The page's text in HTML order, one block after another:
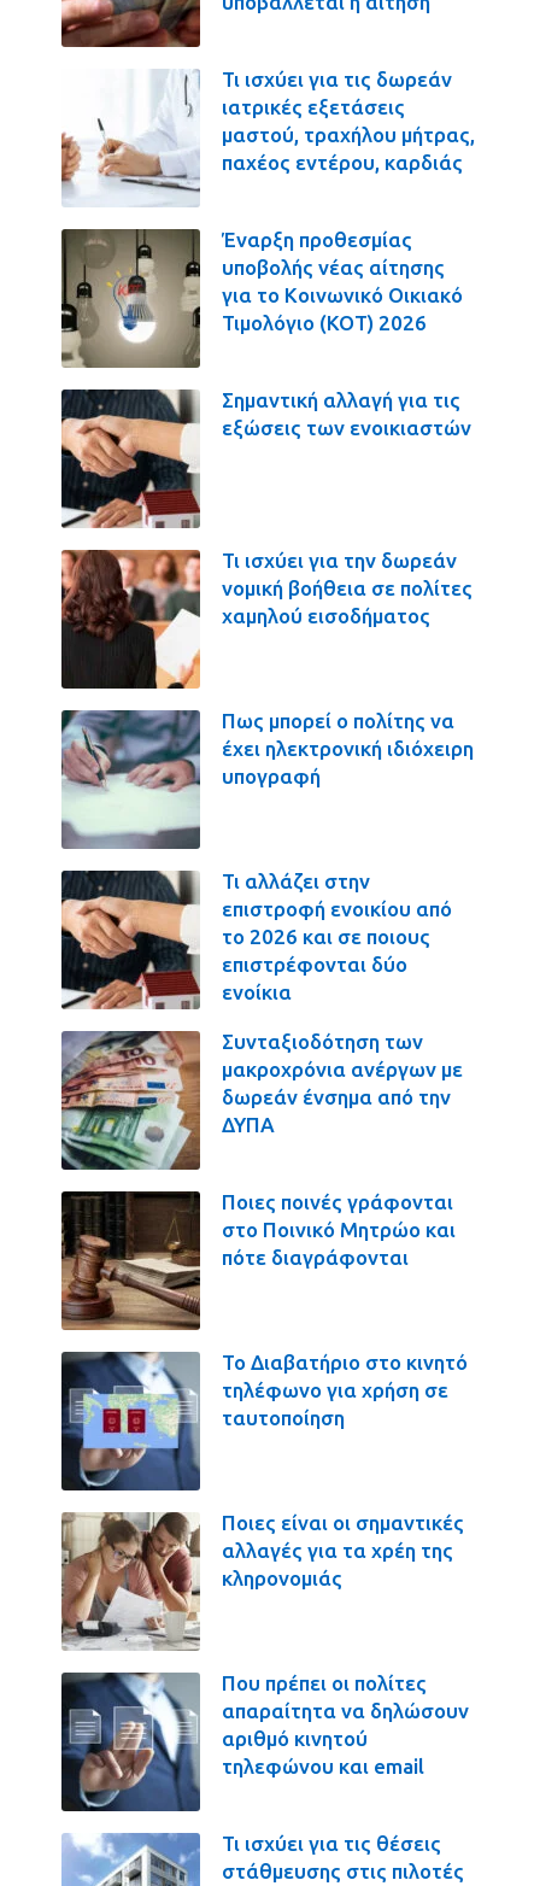
Τι ισχύει για τις δωρεάν
ιατρικές εξετάσεις
μαστού, τραχήλου μήτρας,
παχέος εντέρου, καρδιάς
Έναρξη προθεσμίας
υποβολής νέας αίτησης
για το Κοινωνικό Οικιακό
Τιμολόγιο (ΚΟΤ) 2026
Σημαντική αλλαγή για τις
εξώσεις των ενοικιαστών
Τι ισχύει για την δωρεάν
νομική βοήθεια σε πολίτες
χαμηλού εισοδήματος
Πως μπορεί ο πολίτης να
έχει ηλεκτρονική ιδιόχειρη
υπογραφή
Τι αλλάζει στην
επιστροφή ενοικίου από
το 2026 και σε ποιους
επιστρέφονται δύο
ενοίκια
Συνταξιοδότηση των
μακροχρόνια ανέργων με
δωρεάν ένσημα από την
ΔΥΠΑ
Ποιες ποινές γράφονται
στο Ποινικό Μητρώο και
πότε διαγράφονται
Το Διαβατήριο στο κινητό
τηλέφωνο για χρήση σε
ταυτοποίηση
Ποιες είναι οι σημαντικές
αλλαγές για τα χρέη της
κληρονομιάς
Που πρέπει οι πολίτες
απαραίτητα να δηλώσουν
αριθμό κινητού
τηλεφώνου και email
Τι ισχύει για τις θέσεις
στάθμευσης στις πιλοτές